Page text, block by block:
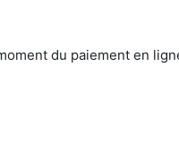
du paiement en